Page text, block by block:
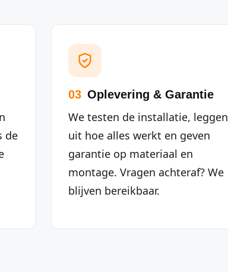
de
03 Oplevering & Garantie
We testen de installatie, leggen
uit hoe alles werkt en geven
garantie op materiaal en
montage. Vragen achteraf? We
blijven bereikbaar.